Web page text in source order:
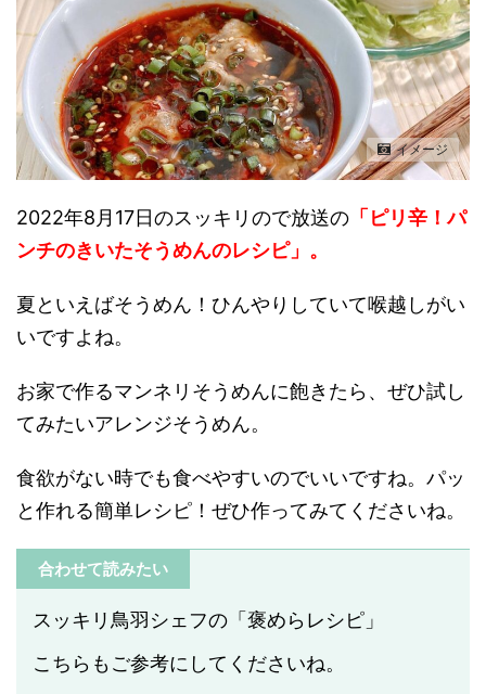
イメージ
2022年8月17日のスッキリので放送の 「ピリ辛！パ
ンチのきいたそうめんのレシピ」。
夏といえばそうめん！ ひんやりしていて喉越しがい
いですよね。
お家で作るマンネリそうめんに飽きたら、ぜひ試し
てみたいアレンジそうめん。
食欲がない時でも食べやすいのでいいですね。パッ
と作れる簡単レシピ！ぜひ作ってみてくださいね。
合わせて読みたい
スッキリ鳥羽シェフの「褒めらレシピ」
こちらもご参考にしてくださいね。